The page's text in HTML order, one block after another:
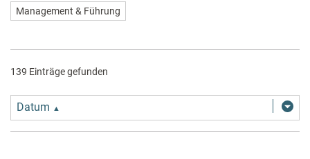
Management & Führung
139 Einträge gefunden
Datum ▲